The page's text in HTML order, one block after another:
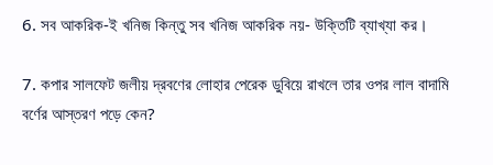
6. সব আকরিক-ই খনিজ কিন্তু সব খনিজ আকরিক নয়- উক্তিটি ব্যাখ্যা কর।
7. কপার সালফেট জলীয় দ্রবণের লোহার পেরেক ডুবিয়ে রাখলে তার ওপর লাল বাদামি
বর্ণের আস্তরণ পড়ে কেন?